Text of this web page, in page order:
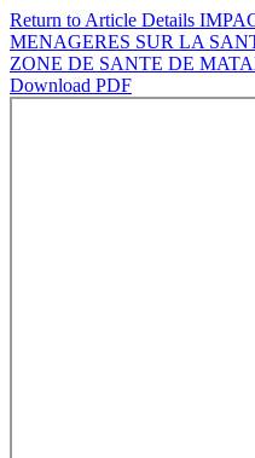
Return to Article Details
MENAGERES SUR LA
ZONE DE SANTE DE
Download PDF